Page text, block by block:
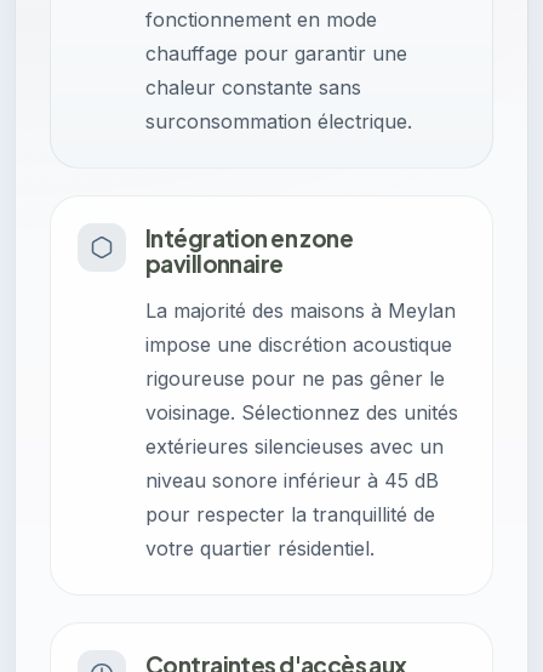
fonctionnement en mode
chauffage pour garantir une
chaleur constante sans
surconsommation électrique.
Intégration en zone
pavillonnaire
La majorité des maisons à Meylan
impose une discrétion acoustique
rigoureuse pour ne pas gêner le
voisinage. Sélectionnez des unités
extérieures silencieuses avec un
niveau sonore inférieur à 45 dB
pour respecter la tranquillité de
votre quartier résidentiel.
Contraintes d'accès aux